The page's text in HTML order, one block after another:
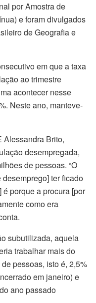
por Amostra de
e foram divulgados
de Geografia e
em que a taxa
ao trimestre
acontecer nesse
Neste ano, manteve-
Alessandra Brito,
desempregada,
de pessoas. “O
ter ficado
porque a procura [por
como era
subutilizada, aquela
trabalhar mais do
pessoas, isto é, 2,5%
em janeiro) e
ano passado